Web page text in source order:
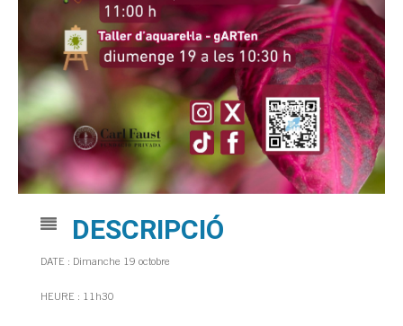
DESCRIPCIÓ
DATE : Dimanche 19 octobre
HEURE : 11h30